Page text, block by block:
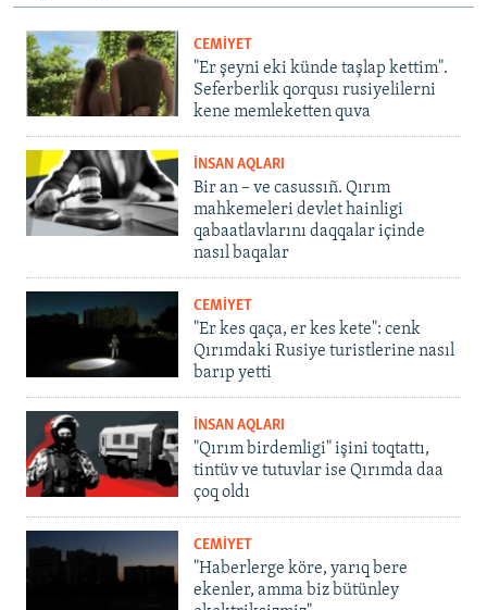
CEMİYET
"Er şeyni eki künde taşlap kettim".
Seferberlik qorqusı rusiyelilerni
kene memleketten quva
İNSAN AQLARI
Bir an – ve casussıñ. Qırım
mahkemeleri devlet hainligi
qabaatlavlarını daqqalar içinde
nasıl baqalar
CEMİYET
"Er kes qaça, er kes kete": cenk
Qırımdaki Rusiye turistlerine nasıl
barıp yetti
İNSAN AQLARI
"Qırım birdemligi" işini toqtattı,
tintüv ve tutuvlar ise Qırımda daa
çoq oldı
CEMİYET
"Haberlerge köre, yarıq bere
ekenler, amma biz bütünley